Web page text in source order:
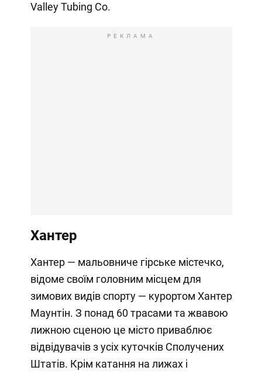
Valley Tubing Co.
РЕКЛАМА
Хантер
Хантер — мальовниче гірське містечко,
відоме своїм головним місцем для
зимових видів спорту — курортом Хантер
Маунтін. З понад 60 трасами та жвавою
лижною сценою це місто приваблює
відвідувачів з усіх куточків Сполучених
Штатів. Крім катання на лижах і